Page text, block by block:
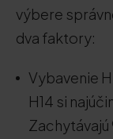
výbere
dva faktory:
Vybavenie
H14 si
Zachytávajú